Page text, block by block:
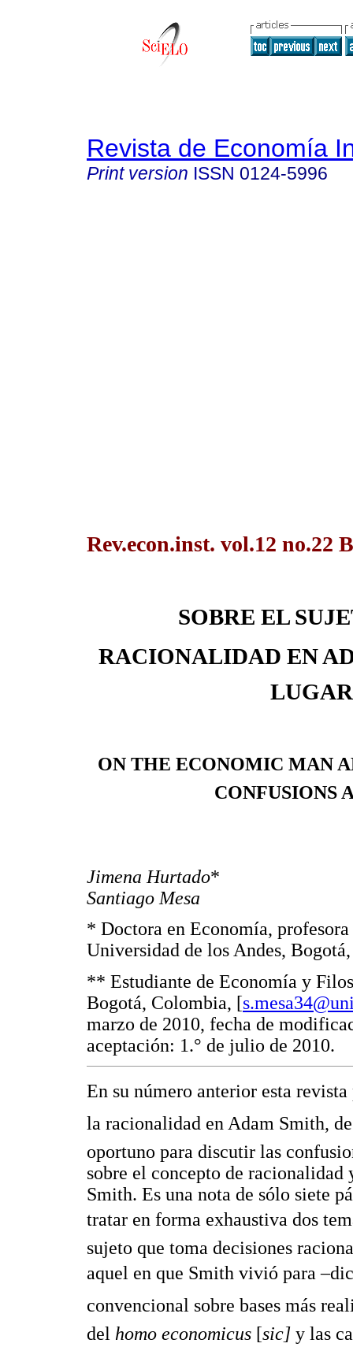
Revista de Economía
Print version ISSN 0124-5996
Rev.econ.inst. vol.12 no.22
SOBRE EL
RACIONALIDAD EN
ON THE ECONOMIC MAN
CONFUSIONS
Jimena Hurtado*
Santiago Mesa
* Doctora en Economía,
Universidad de los Andes,
** Estudiante de Economía y
Bogotá, Colombia, [
marzo de 2010, fecha de
aceptación: 1.° de julio de 2010.
En su número anterior esta
la racionalidad en Adam Smith,
oportuno para discutir las
sobre el concepto de
Smith. Es una nota de sólo siete
tratar en forma exhaustiva dos
sujeto que toma decisiones
aquel en que Smith vivió para
convencional sobre bases más
del homo economicus [sic] y las